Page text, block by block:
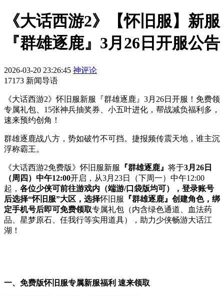
《大话西游2》【怀旧服】新服
『群雄逐鹿』3月26日开服公告
2026-03-20 23:26:45 神评论
17173 新闻导语
《大话西游2》怀旧服新服『群雄逐鹿』3月26日开服！免费领
专属礼包、15张神兵抽奖券、小五叶进化，帮战减负福利多，
速来预约创角！
群雄逐鹿战八方，势如破竹不可挡。捷报频传震天地，谁主沉
浮称霸王。
《大话西游2免费版》怀旧服新服 『群雄逐鹿』 将于3月26日
（周四）中午12:00开启，从3月23日（下周一）中午12:00
起， 各位少侠可前往游戏内（端游/口袋版均可），登录账号
后选择“怀旧服”大区，选择怀旧服 『群雄逐鹿』 创建角色，绑
定手机号后即可免费领取专属礼包（内含绿色通道、血法药
品、星梦原石、任我行等实用道具），助力少侠畅游大话江
湖！
一、免费版怀旧服专属新服福利 速来领取